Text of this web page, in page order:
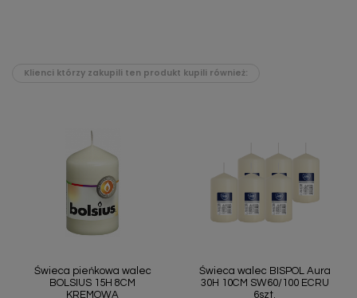
Klienci którzy zakupili ten produkt kupili również:
Świeca pieńkowa walec
BOLSIUS 15H 8CM
KREMOWA
Świeca walec BISPOL Aura
30H 10CM SW60/100 ECRU
6szt.